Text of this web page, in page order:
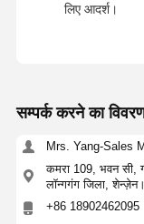
लिए आदर्श।
सम्पर्क करने का
Mrs. Yang-Sales
कमरा 109, भवन सी,
लॉन्गगंग जिला, शेन्ज़ेन।
+86 18902462095